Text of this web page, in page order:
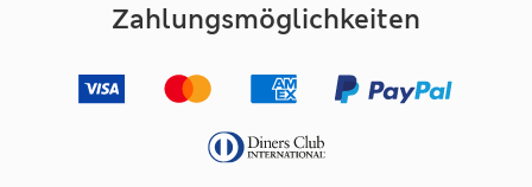
Zahlungsmöglichkeiten